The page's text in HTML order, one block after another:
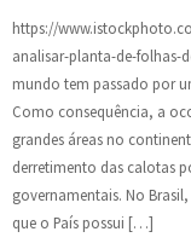
https://
analisar-planta-de-folhas-
mundo tem passado por
Como consequência, a
grandes áreas no
derretimento das calotas
governamentais. No
que o País possui […]